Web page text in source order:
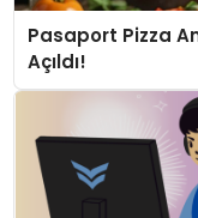
Pasaport Pizza
Açıldı!